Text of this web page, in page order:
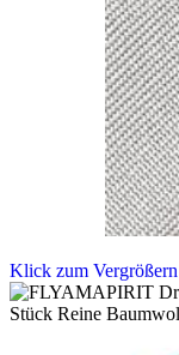
Klick zum Vergrößern